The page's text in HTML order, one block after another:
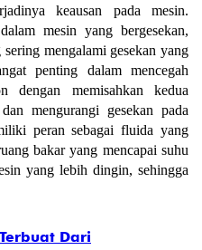
keausan pada mesin.
mesin yang bergesekan,
mengalami gesekan yang
penting dalam mencegah
dengan memisahkan kedua
mengurangi gesekan pada
peran sebagai fluida yang
bakar yang mencapai suhu
yang lebih dingin, sehingga
Dari